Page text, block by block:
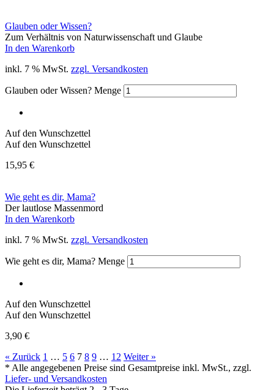
Glauben oder Wissen?
Zum Verhältnis von Naturwissenschaft und Glaube
In den Warenkorb
inkl. 7 % MwSt. zzgl. Versandkosten
Glauben oder Wissen? Menge
Auf den Wunschzettel
Auf den Wunschzettel
15,95 €
Wie geht es dir, Mama?
Der lautlose Massenmord
In den Warenkorb
inkl. 7 % MwSt. zzgl. Versandkosten
Wie geht es dir, Mama? Menge
Auf den Wunschzettel
Auf den Wunschzettel
3,90 €
« Zurück 1 … 5 6 7 8 9 … 12 Weiter »
* Alle angegebenen Preise sind Gesamtpreise inkl. MwSt., zzgl.
Liefer- und Versandkosten